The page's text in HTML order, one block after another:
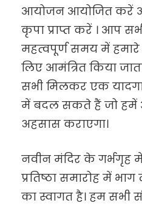
आयोजन आयोजित करें
कृपा प्राप्त करें । आप
महत्वपूर्ण समय में
लिए आमंत्रित किया
सभी मिलकर एक
में बदल सकते हैं जो हमें
अहसास कराएगा।
नवीन मंदिर के गर्भगृह
प्रतिष्ठा समारोह में
का स्वागत है। हम